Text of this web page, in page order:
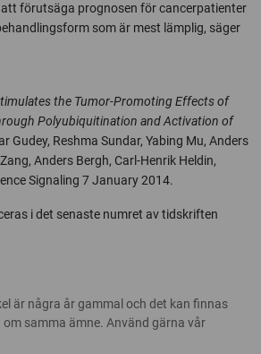
förutsäga prognosen för cancerpatienter
som är mest lämplig, säger
the Tumor-Promoting Effects of
Polyubiquitination and Activation of
Gudey, Reshma Sundar, Yabing Mu, Anders
Anders Bergh, Carl-Henrik Heldin,
Signaling 7 January 2014.
i det senaste numret av tidskriften
är några år gammal och det kan finnas
samma ämne. Använd gärna vår